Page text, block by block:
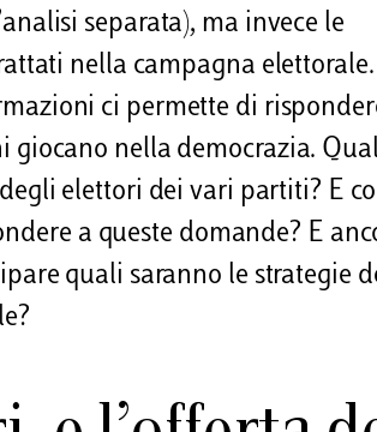
separata), ma invece le
nella campagna elettorale.
ci permette di
giocano nella democrazia.
elettori dei vari partiti? E
a queste domande? E
quali saranno le strategie